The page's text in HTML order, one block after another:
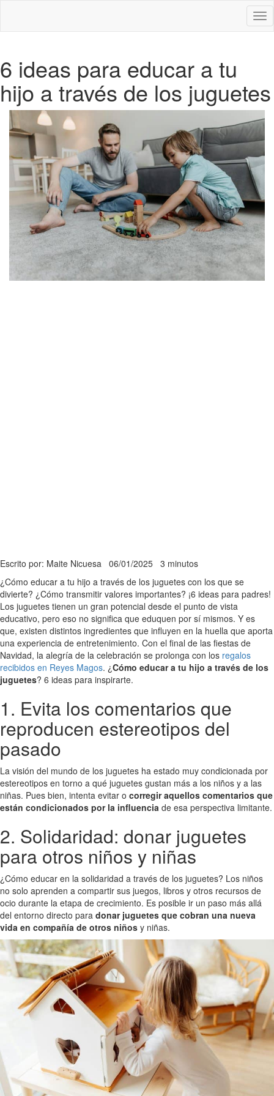
6 ideas para educar a tu
hijo a través de los juguetes
Escrito por: Maite Nicuesa 06/01/2025 3 minutos
¿Cómo educar a tu hijo a través de los juguetes con los que se
divierte? ¿Cómo transmitir valores importantes? ¡6 ideas para padres!
Los juguetes tienen un gran potencial desde el punto de vista
educativo, pero eso no significa que eduquen por sí mismos. Y es
que, existen distintos ingredientes que influyen en la huella que aporta
una experiencia de entretenimiento. Con el final de las fiestas de
Navidad, la alegría de la celebración se prolonga con los regalos
recibidos en Reyes Magos. ¿Cómo educar a tu hijo a través de los
juguetes? 6 ideas para inspirarte.
1. Evita los comentarios que
reproducen estereotipos del
pasado
La visión del mundo de los juguetes ha estado muy condicionada por
estereotipos en torno a qué juguetes gustan más a los niños y a las
niñas. Pues bien, intenta evitar o corregir aquellos comentarios que
están condicionados por la influencia de esa perspectiva limitante.
2. Solidaridad: donar juguetes
para otros niños y niñas
¿Cómo educar en la solidaridad a través de los juguetes? Los niños
no solo aprenden a compartir sus juegos, libros y otros recursos de
ocio durante la etapa de crecimiento. Es posible ir un paso más allá
del entorno directo para donar juguetes que cobran una nueva
vida en compañía de otros niños y niñas.